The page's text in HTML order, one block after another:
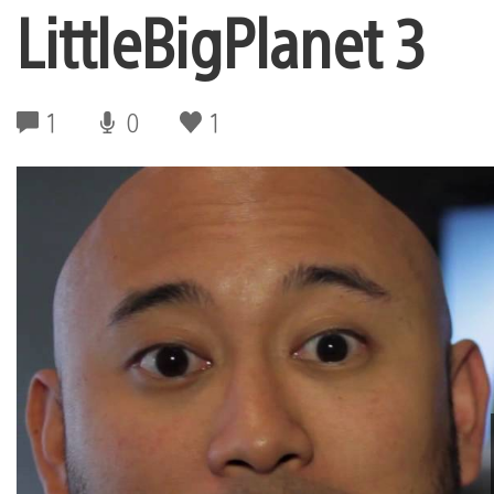
LittleBigPlanet 3
1 0 1